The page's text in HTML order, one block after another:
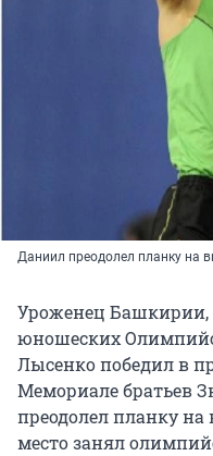
Даниил преодолел планку на
Уроженец Башкирии,
юношеских
Лысенко победил в
Мемориале братьев
преодолел планку на
место занял